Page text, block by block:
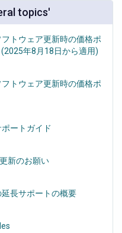
topics'
トウェア更新時の価格ポ
(2025年8月18日から適用)
トウェア更新時の価格ポ
ートガイド
新のお願い
長サポートの概要